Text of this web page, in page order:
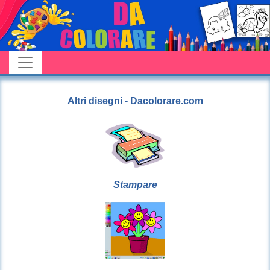
Altri disegni - Dacolorare.com
Stampare